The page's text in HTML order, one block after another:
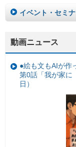
イベント・セミ
動画ニュース
●絵も文もAIが作
第0話「我が家に
日）